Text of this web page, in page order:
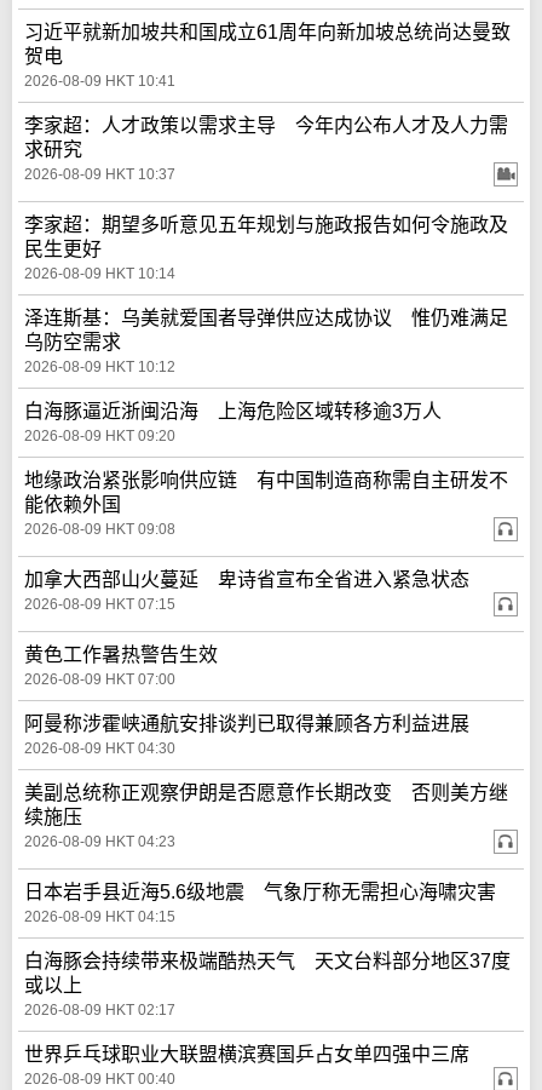
习近平就新加坡共和国成立61周年向新加坡总统尚达曼致
贺电
2026-08-09 HKT 10:41
李家超：人才政策以需求主导 今年内公布人才及人力需
求研究
2026-08-09 HKT 10:37
李家超：期望多听意见五年规划与施政报告如何令施政及
民生更好
2026-08-09 HKT 10:14
泽连斯基：乌美就爱国者导弹供应达成协议 惟仍难满足
乌防空需求
2026-08-09 HKT 10:12
白海豚逼近浙闽沿海 上海危险区域转移逾3万人
2026-08-09 HKT 09:20
地缘政治紧张影响供应链 有中国制造商称需自主研发不
能依赖外国
2026-08-09 HKT 09:08
加拿大西部山火蔓延 卑诗省宣布全省进入紧急状态
2026-08-09 HKT 07:15
黄色工作暑热警告生效
2026-08-09 HKT 07:00
阿曼称涉霍峡通航安排谈判已取得兼顾各方利益进展
2026-08-09 HKT 04:30
美副总统称正观察伊朗是否愿意作长期改变 否则美方继
续施压
2026-08-09 HKT 04:23
日本岩手县近海5.6级地震 气象厅称无需担心海啸灾害
2026-08-09 HKT 04:15
白海豚会持续带来极端酷热天气 天文台料部分地区37度
或以上
2026-08-09 HKT 02:17
世界乒乓球职业大联盟横滨赛国乒占女单四强中三席
2026-08-09 HKT 00:40